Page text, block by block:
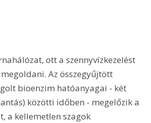
ott a szennyvízkezelést
Az összegyűjtött
bioenzim hatóanyagai - két
közötti időben - megelőzik a
a kellemetlen szagok